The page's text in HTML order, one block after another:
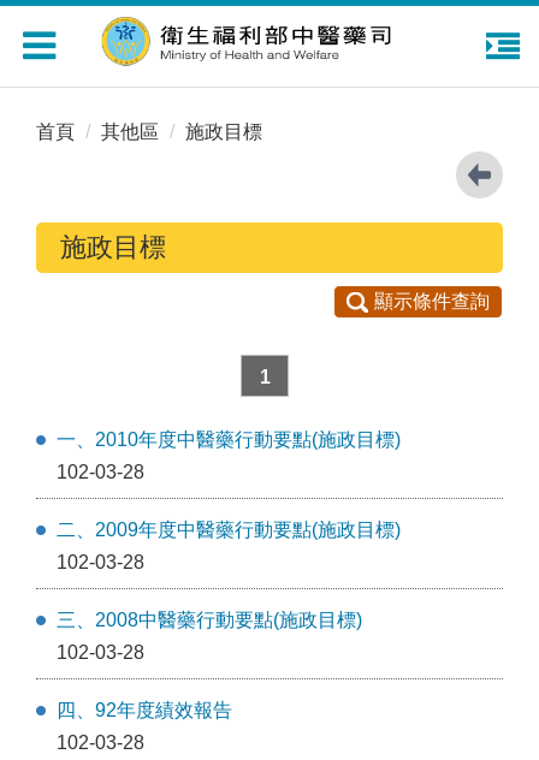
Toggle
navigation
首頁 其他區 施政目標
施政目標
顯示條件查詢
1
一、2010年度中醫藥行動要點(施政目標)
102-03-28
二、2009年度中醫藥行動要點(施政目標)
102-03-28
三、2008中醫藥行動要點(施政目標)
102-03-28
四、92年度績效報告
102-03-28